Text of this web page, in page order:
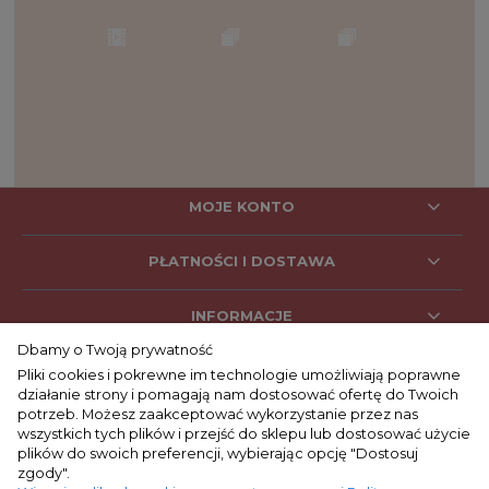
MOJE KONTO
PŁATNOŚCI I DOSTAWA
INFORMACJE
SOCIAL MEDIA
Dbamy o Twoją prywatność
Pliki cookies i pokrewne im technologie umożliwiają poprawne
działanie strony i pomagają nam dostosować ofertę do Twoich
potrzeb. Możesz zaakceptować wykorzystanie przez nas
wszystkich tych plików i przejść do sklepu lub dostosować użycie
plików do swoich preferencji, wybierając opcję "Dostosuj
zgody".